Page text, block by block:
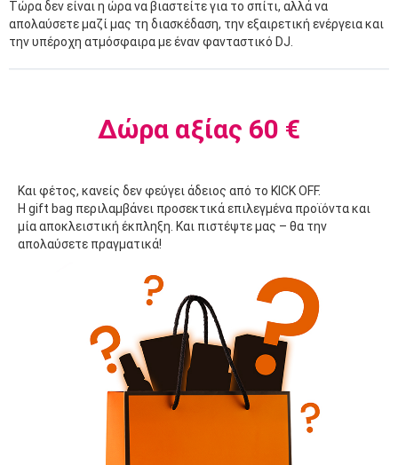
Τώρα δεν είναι η ώρα να βιαστείτε για το σπίτι, αλλά να
απολαύσετε μαζί μας τη διασκέδαση, την εξαιρετική ενέργεια και
την υπέροχη ατμόσφαιρα με έναν φανταστικό DJ.
Δώρα αξίας 60 €
Και φέτος, κανείς δεν φεύγει άδειος από το KICK OFF.
Η gift bag περιλαμβάνει προσεκτικά επιλεγμένα προϊόντα και
μία αποκλειστική έκπληξη. Και πιστέψτε μας – θα την
απολαύσετε πραγματικά!